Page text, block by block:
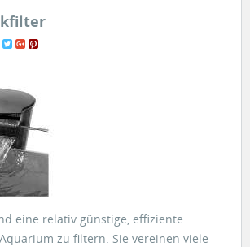
eine relativ günstige, effiziente
zu filtern. Sie vereinen viele